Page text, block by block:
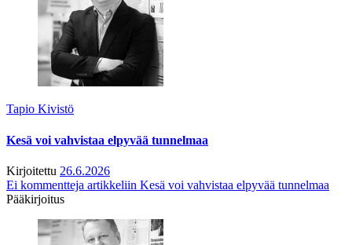
Tapio Kivistö
Kesä voi vahvistaa elpyvää tunnelmaa
Kirjoitettu 26.6.2026
Ei kommentteja artikkeliin Kesä voi vahvistaa elpyvää tunnelmaa
Pääkirjoitus